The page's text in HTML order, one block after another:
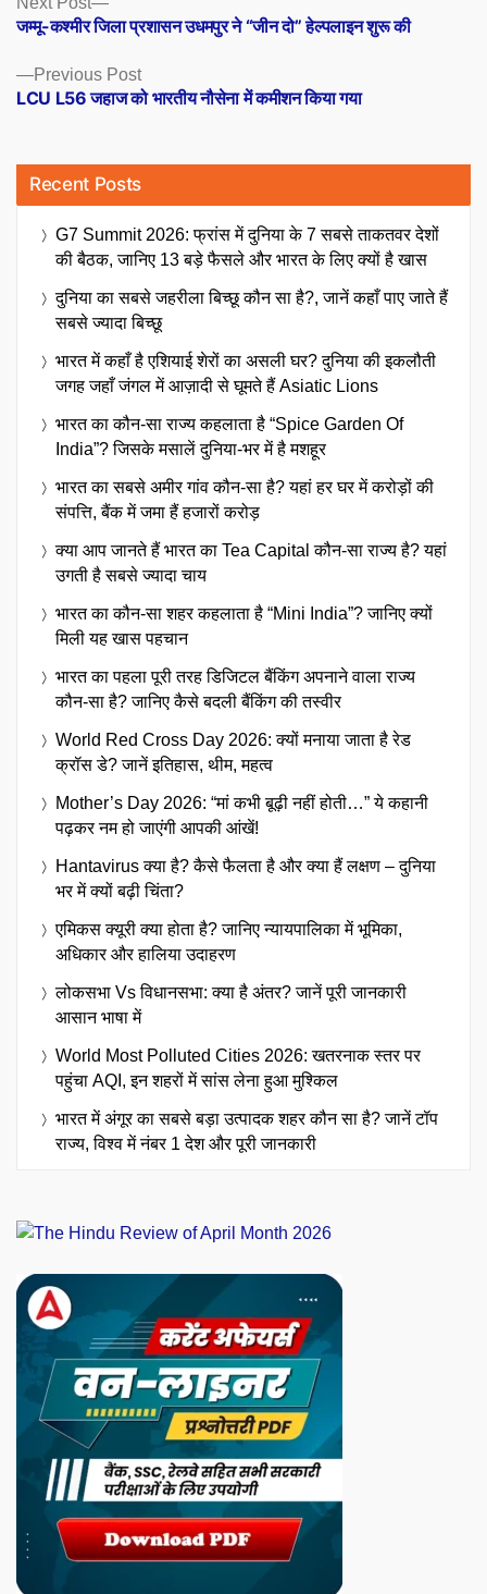
navigation
Previous PostPrevious
post:
LCU L56 जहाज को भारतीय नौसेना में कमीशन किया गया
post:
जम्मू-कश्मीर जिला प्रशासन उधमपुर ने “जीन दो” हेल्पलाइन शुरू की
Recent Posts
G7 Summit 2026: फ्रांस में दुनिया के 7 सबसे ताकतवर देशों
की बैठक, जानिए 13 बड़े फैसले और भारत के लिए क्यों है खास
दुनिया का सबसे जहरीला बिच्छू कौन सा है?, जानें कहाँ पाए जाते हैं
सबसे ज्यादा बिच्छू
भारत में कहाँ है एशियाई शेरों का असली घर? दुनिया की इकलौती
जगह जहाँ जंगल में आज़ादी से घूमते हैं Asiatic Lions
भारत का कौन-सा राज्य कहलाता है “Spice Garden Of
India”? जिसके मसालें दुनिया-भर में है मशहूर
भारत का सबसे अमीर गांव कौन-सा है? यहां हर घर में करोड़ों की
संपत्ति, बैंक में जमा हैं हजारों करोड़
क्या आप जानते हैं भारत का Tea Capital कौन-सा राज्य है? यहां
उगती है सबसे ज्यादा चाय
भारत का कौन-सा शहर कहलाता है “Mini India”? जानिए क्यों
मिली यह खास पहचान
भारत का पहला पूरी तरह डिजिटल बैंकिंग अपनाने वाला राज्य
कौन-सा है? जानिए कैसे बदली बैंकिंग की तस्वीर
World Red Cross Day 2026: क्यों मनाया जाता है रेड
क्रॉस डे? जानें इतिहास, थीम, महत्व
Mother’s Day 2026: “मां कभी बूढ़ी नहीं होती…” ये कहानी
पढ़कर नम हो जाएंगी आपकी आंखें!
Hantavirus क्या है? कैसे फैलता है और क्या हैं लक्षण – दुनिया
भर में क्यों बढ़ी चिंता?
एमिकस क्यूरी क्या होता है? जानिए न्यायपालिका में भूमिका,
अधिकार और हालिया उदाहरण
लोकसभा Vs विधानसभा: क्या है अंतर? जानें पूरी जानकारी
आसान भाषा में
World Most Polluted Cities 2026: खतरनाक स्तर पर
पहुंचा AQI, इन शहरों में सांस लेना हुआ मुश्किल
भारत में अंगूर का सबसे बड़ा उत्पादक शहर कौन सा है? जानें टॉप
राज्य, विश्व में नंबर 1 देश और पूरी जानकारी